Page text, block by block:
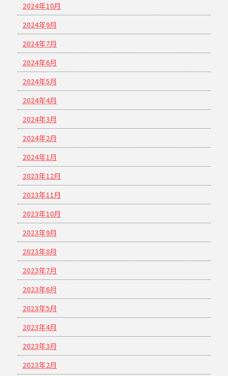
2024年10月
2024年9月
2024年7月
2024年6月
2024年5月
2024年4月
2024年3月
2024年2月
2024年1月
2023年12月
2023年11月
2023年10月
2023年9月
2023年8月
2023年7月
2023年6月
2023年5月
2023年4月
2023年3月
2023年2月